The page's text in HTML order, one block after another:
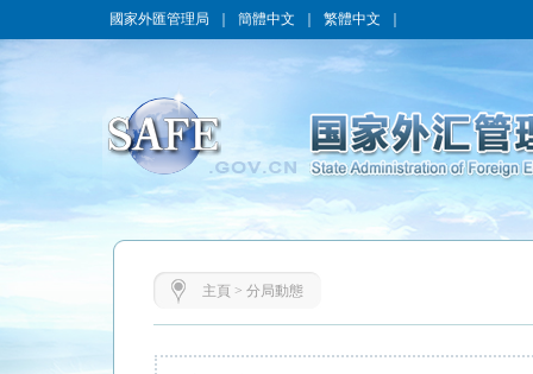
國家外匯管理局 簡體中文 繁體中文
主頁 > 分局動態